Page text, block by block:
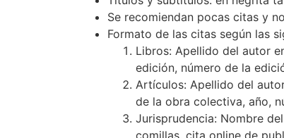
Se recomiendan pocas citas y
Formato de las citas según las
Libros: Apellido del autor
edición, número de la
Artículos: Apellido del
de la obra colectiva, año,
Jurisprudencia: Nombre